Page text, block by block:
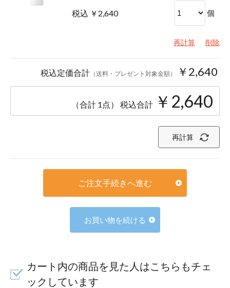
税込 ￥2,640 個
再計算 削除
税込定価合計 （送料・プレゼント対象金額） ￥2,640
（合計 1点） 税込合計 ￥2,640
再計算
ご注文手続きへ進む
お買い物を続ける
カート内の商品を見た人はこちらもチェ
ックしています